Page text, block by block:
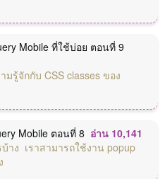
Mobile ที่ใช้บ่อย ตอนที่ 9
รู้จักกับ CSS classes ของ
Mobile ตอนที่ 8 อ่าน 10,141
บ้าง เราสามารถใช้งาน popup